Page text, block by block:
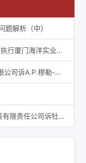
题解析（中）
份有限公司、厦门海洋实业总
公司海上货物运输合同纠纷案
隆房地产开发有限责任公司、